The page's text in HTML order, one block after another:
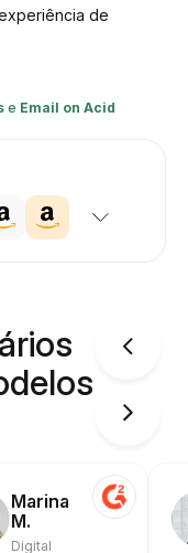
de
e Email on Acid
Marina
M.
Digital